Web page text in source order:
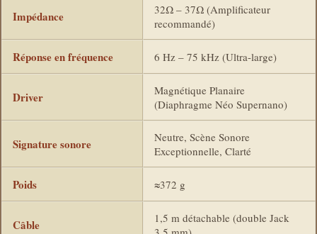
Impédance
32Ω – 37Ω (Amplificateur
recommandé)
Réponse en fréquence 6 Hz – 75 kHz (Ultra-large)
Driver
Magnétique Planaire
(Diaphragme Néo Supernano)
Signature sonore
Neutre, Scène Sonore
Exceptionnelle, Clarté
Poids ≈372 g
Câble
1,5 m détachable (double Jack